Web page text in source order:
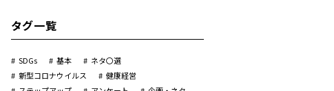
タグ一覧
SDGs 基本
ネタ〇選
新型コロナウイルス
健康経営